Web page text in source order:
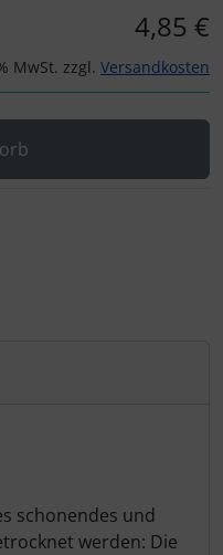
4,85 €
MwSt. zzgl. Versandkosten
schonendes und
werden: Die